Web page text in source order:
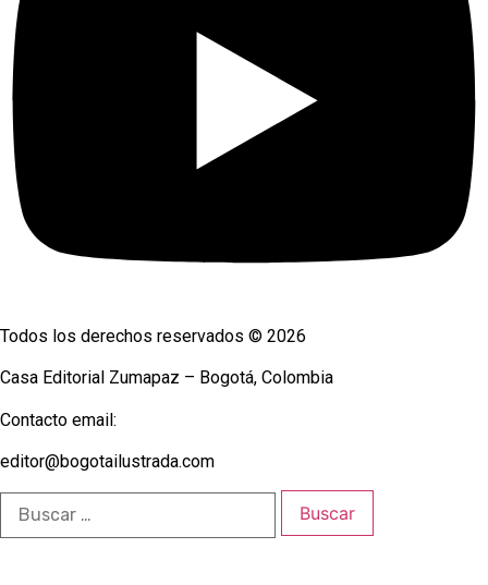
Todos los derechos reservados © 2026
Casa Editorial Zumapaz – Bogotá, Colombia
Contacto email:
editor@bogotailustrada.com
Buscar: